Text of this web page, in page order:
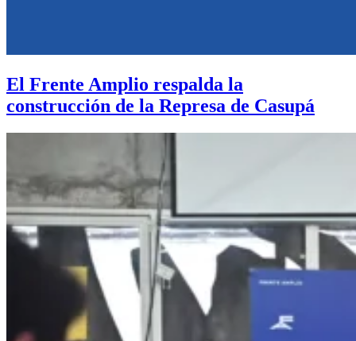
El Frente Amplio respalda la
construcción de la Represa de Casupá